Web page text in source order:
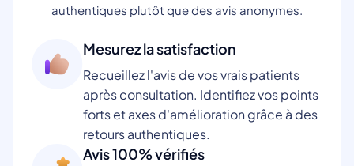
authentiques plutôt que des avis anonymes.
Mesurez la satisfaction
Recueillez l'avis de vos vrais patients
après consultation. Identifiez vos points
forts et axes d'amélioration grâce à des
retours authentiques.
Avis 100% vérifiés